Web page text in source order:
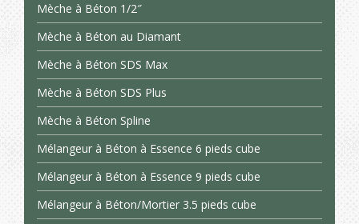
Mèche à Béton 1/2″
Mèche à Béton au Diamant
Mèche à Béton SDS Max
Mèche à Béton SDS Plus
Mèche à Béton Spline
Mélangeur à Béton à Essence 6 pieds cube
Mélangeur à Béton à Essence 9 pieds cube
Mélangeur à Béton/Mortier 3.5 pieds cube